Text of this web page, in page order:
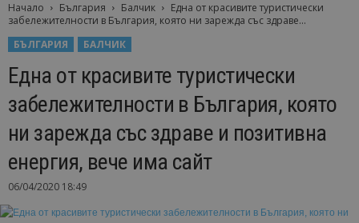
Начало България Балчик
Една от красивите туристически
забележителности в България, която ни зарежда със здраве...
БЪЛГАРИЯ
БАЛЧИК
Една от красивите туристически
забележителности в България, която
ни зарежда със здраве и позитивна
енергия, вече има сайт
06/04/2020 18:49